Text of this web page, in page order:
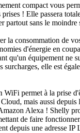
compact vous
! Elle passera
partout sans le moindre
la consommation de
d'énergie en
qu'un équipement ne
surcharges, elle est
WiFi permet à la prise
mais aussi depuis
Alexa ! Shelly
de faire
depuis une adresse IP